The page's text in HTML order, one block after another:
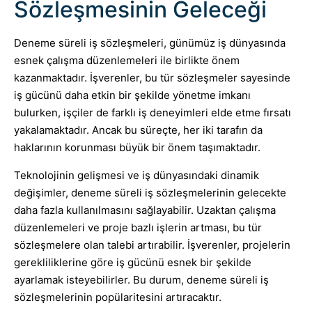
Sözleşmesinin Geleceği
Deneme süreli iş sözleşmeleri, günümüz iş dünyasında
esnek çalışma düzenlemeleri ile birlikte önem
kazanmaktadır. İşverenler, bu tür sözleşmeler sayesinde
iş gücünü daha etkin bir şekilde yönetme imkanı
bulurken, işçiler de farklı iş deneyimleri elde etme fırsatı
yakalamaktadır. Ancak bu süreçte, her iki tarafın da
haklarının korunması büyük bir önem taşımaktadır.
Teknolojinin gelişmesi ve iş dünyasındaki dinamik
değişimler, deneme süreli iş sözleşmelerinin gelecekte
daha fazla kullanılmasını sağlayabilir. Uzaktan çalışma
düzenlemeleri ve proje bazlı işlerin artması, bu tür
sözleşmelere olan talebi artırabilir. İşverenler, projelerin
gerekliliklerine göre iş gücünü esnek bir şekilde
ayarlamak isteyebilirler. Bu durum, deneme süreli iş
sözleşmelerinin popülaritesini artıracaktır.